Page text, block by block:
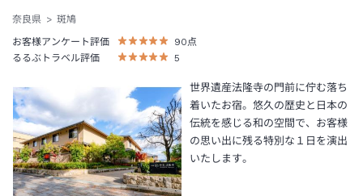
奈良県
斑鳩
お客様アンケート評価
90 点
るるぶトラベル評価
5
世界遺産法隆寺の門前に佇む落ち
着いたお宿。悠久の歴史と日本の
伝統を感じる和の空間で、お客様
の思い出に残る特別な１日を演出
いたします。